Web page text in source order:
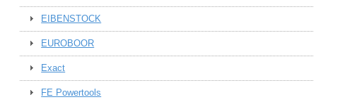
EIBENSTOCK
EUROBOOR
Exact
FE Powertools